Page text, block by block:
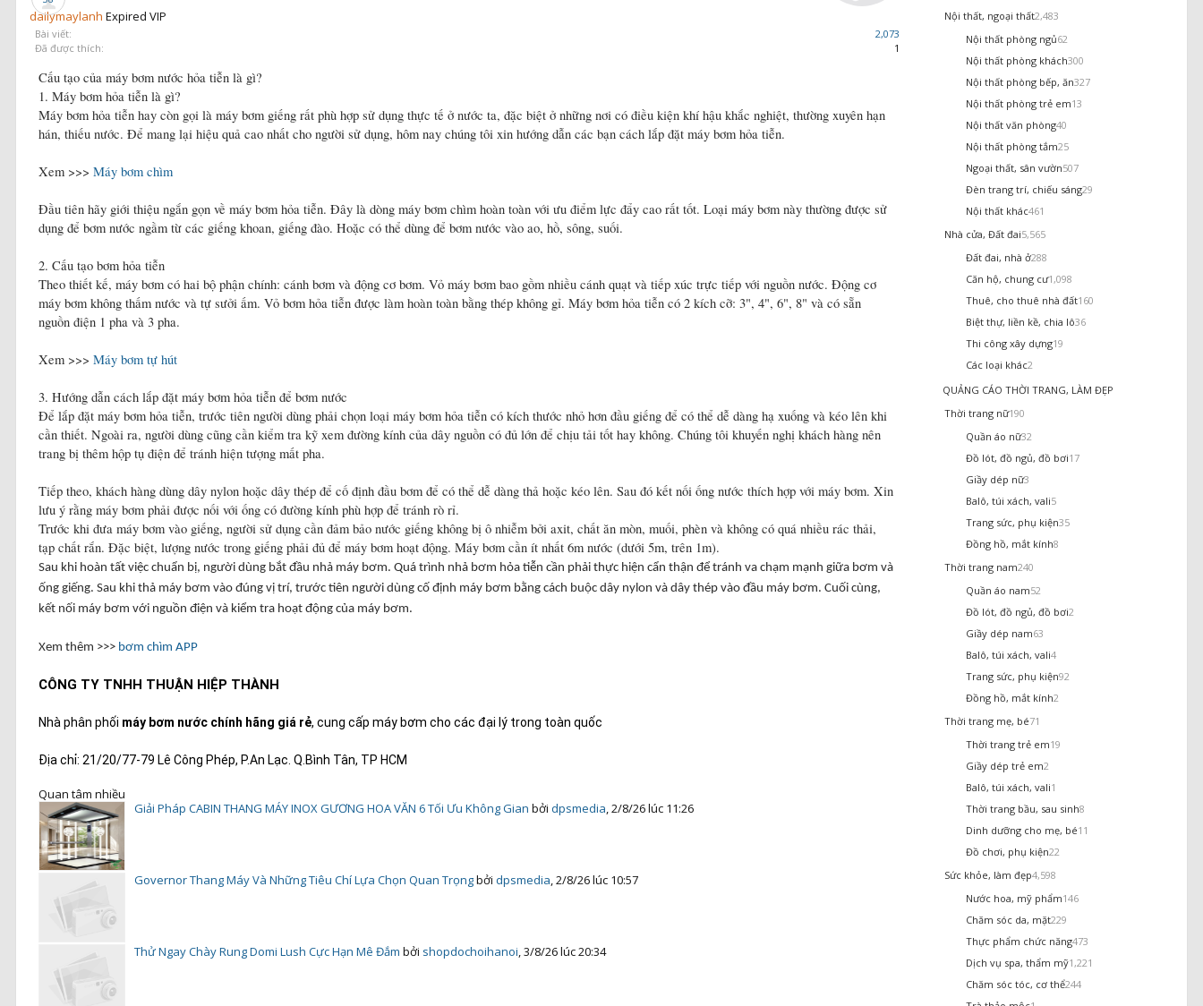
dailymaylanh Expired VIP
Bài viết:
2,073
Đã được thích:
1
Cấu tạo của máy bơm nước hỏa tiễn là gì?
1. Máy bơm hỏa tiễn là gì?
Máy bơm hỏa tiễn hay còn gọi là máy bơm giếng rất phù hợp sử dụng thực tế ở nước ta, đặc biệt ở những nơi có điều kiện khí hậu khắc nghiệt, thường xuyên hạn
hán, thiếu nước. Để mang lại hiệu quả cao nhất cho người sử dụng, hôm nay chúng tôi xin hướng dẫn các bạn cách lắp đặt máy bơm hỏa tiễn.
Xem >>>Máy bơm chìm
Đầu tiên hãy giới thiệu ngắn gọn về máy bơm hỏa tiễn. Đây là dòng máy bơm chìm hoàn toàn với ưu điểm lực đẩy cao rất tốt. Loại máy bơm này thường được sử
dụng để bơm nước ngầm từ các giếng khoan, giếng đào. Hoặc có thể dùng để bơm nước vào ao, hồ, sông, suối.
2. Cấu tạo bơm hỏa tiễn
Theo thiết kế, máy bơm có hai bộ phận chính: cánh bơm và động cơ bơm. Vỏ máy bơm bao gồm nhiều cánh quạt và tiếp xúc trực tiếp với nguồn nước. Động cơ
máy bơm không thấm nước và tự sưởi ấm. Vỏ bơm hỏa tiễn được làm hoàn toàn bằng thép không gỉ. Máy bơm hỏa tiễn có 2 kích cỡ: 3", 4", 6", 8" và có sẵn
nguồn điện 1 pha và 3 pha.
Xem >>>Máy bơm tự hút
3. Hướng dẫn cách lắp đặt máy bơm hỏa tiễn để bơm nước
Để lắp đặt máy bơm hỏa tiễn, trước tiên người dùng phải chọn loại máy bơm hỏa tiễn có kích thước nhỏ hơn đầu giếng để có thể dễ dàng hạ xuống và kéo lên khi
cần thiết. Ngoài ra, người dùng cũng cần kiểm tra kỹ xem đường kính của dây nguồn có đủ lớn để chịu tải tốt hay không. Chúng tôi khuyến nghị khách hàng nên
trang bị thêm hộp tụ điện để tránh hiện tượng mất pha.
Tiếp theo, khách hàng dùng dây nylon hoặc dây thép để cố định đầu bơm để có thể dễ dàng thả hoặc kéo lên. Sau đó kết nối ống nước thích hợp với máy bơm. Xin
lưu ý rằng máy bơm phải được nối với ống có đường kính phù hợp để tránh rò rỉ.
Trước khi đưa máy bơm vào giếng, người sử dụng cần đảm bảo nước giếng không bị ô nhiễm bởi axit, chất ăn mòn, muối, phèn và không có quá nhiều rác thải,
tạp chất rắn. Đặc biệt, lượng nước trong giếng phải đủ để máy bơm hoạt động. Máy bơm cần ít nhất 6m nước (dưới 5m, trên 1m).
Sau khi hoàn tất việc chuẩn bị, người dùng bắt đầu nhả máy bơm. Quá trình nhả bơm hỏa tiễn cần phải thực hiện cẩn thận để tránh va chạm mạnh giữa bơm và
ống giếng. Sau khi thả máy bơm vào đúng vị trí, trước tiên người dùng cố định máy bơm bằng cách buộc dây nylon và dây thép vào đầu máy bơm. Cuối cùng,
kết nối máy bơm với nguồn điện và kiểm tra hoạt động của máy bơm.
Xem thêm >>> bơm chìm APP
CÔNG TY TNHH THUẬN HIỆP THÀNH
Nhà phân phối máy bơm nước chính hãng giá rẻ, cung cấp máy bơm cho các đại lý trong toàn quốc
Địa chỉ: 21/20/77-79 Lê Công Phép, P.An Lạc. Q.Bình Tân, TP HCM
Quan tâm nhiều
Giải Pháp CABIN THANG MÁY INOX GƯƠNG HOA VĂN 6 Tối Ưu Không Gian bởidpsmedia,2/8/26 lúc 11:26
Governor Thang Máy Và Những Tiêu Chí Lựa Chọn Quan Trọngbởidpsmedia,2/8/26 lúc 10:57
Thử Ngay Chày Rung Domi Lush Cực Hạn Mê Đắm bởi shopdochoihanoi,3/8/26 lúc 20:34
Nội thất, ngoại thất2,483
Nội thất phòng ngủ62
Nội thất phòng khách300
Nội thất phòng bếp, ăn327
Nội thất phòng trẻ em13
Nội thất văn phòng40
Nội thất phòng tắm25
Ngoại thất, sân vườn507
Đèn trang trí, chiếu sáng29
Nội thất khác461
Nhà cửa, Đất đai5,565
Đất đai, nhà ở288
Căn hộ, chung cư1,098
Thuê, cho thuê nhà đất160
Biệt thự, liền kề, chia lô36
Thi công xây dựng19
Các loại khác2
QUẢNG CÁO THỜI TRANG, LÀM ĐẸP
Thời trang nữ190
Quần áo nữ32
Đồ lót, đồ ngủ, đồ bơi17
Giầy dép nữ3
Balô, túi xách, vali5
Trang sức, phụ kiện35
Đồng hồ, mắt kính8
Thời trang nam240
Quần áo nam52
Đồ lót, đồ ngủ, đồ bơi2
Giầy dép nam63
Balô, túi xách, vali4
Trang sức, phụ kiện92
Đồng hồ, mắt kính2
Thời trang mẹ, bé71
Thời trang trẻ em19
Giầy dép trẻ em2
Balô, túi xách, vali1
Thời trang bầu, sau sinh8
Dinh dưỡng cho mẹ, bé11
Đồ chơi, phụ kiện22
Sức khỏe, làm đẹp4,598
Nước hoa, mỹ phẩm146
Chăm sóc da, mặt229
Thực phẩm chức năng473
Dịch vụ spa, thẩm mỹ1,221
Chăm sóc tóc, cơ thể244